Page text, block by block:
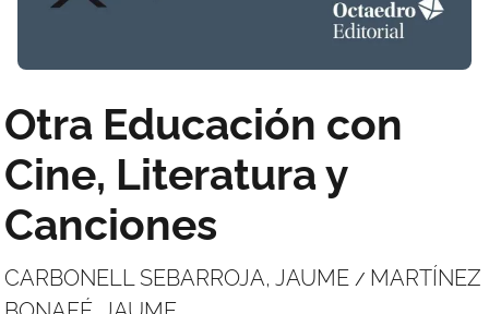
Otra Educación con
Cine, Literatura y
Canciones
CARBONELL SEBARROJA, JAUME / MARTÍNEZ